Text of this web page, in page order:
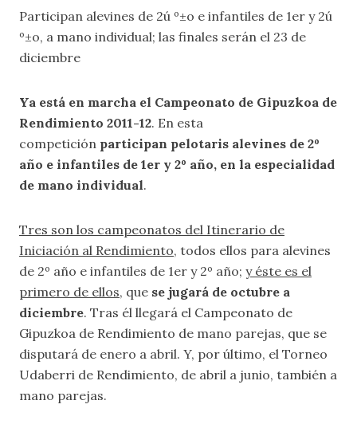
Participan alevines de 2ú º±o e infantiles de 1er y 2ú
º±o, a mano individual; las finales serán el 23 de
diciembre
Ya está en marcha el Campeonato de Gipuzkoa de
Rendimiento 2011-12. En esta
competición participan pelotaris alevines de 2º
año e infantiles de 1er y 2º año, en la especialidad
de mano individual.
Tres son los campeonatos del Itinerario de
Iniciación al Rendimiento, todos ellos para alevines
de 2º año e infantiles de 1er y 2º año; y éste es el
primero de ellos, que se jugará de octubre a
diciembre. Tras él llegará el Campeonato de
Gipuzkoa de Rendimiento de mano parejas, que se
disputará de enero a abril. Y, por último, el Torneo
Udaberri de Rendimiento, de abril a junio, también a
mano parejas.